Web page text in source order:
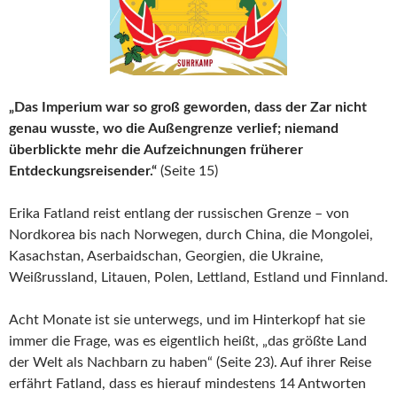
„Das Imperium war so groß geworden, dass der Zar nicht
genau wusste, wo die Außengrenze verlief; niemand
überblickte mehr die Aufzeichnungen früherer
Entdeckungsreisender.“ (Seite 15)
Erika Fatland reist entlang der russischen Grenze – von
Nordkorea bis nach Norwegen, durch China, die Mongolei,
Kasachstan, Aserbaidschan, Georgien, die Ukraine,
Weißrussland, Litauen, Polen, Lettland, Estland und Finnland.
Acht Monate ist sie unterwegs, und im Hinterkopf hat sie
immer die Frage, was es eigentlich heißt, „das größte Land
der Welt als Nachbarn zu haben“ (Seite 23). Auf ihrer Reise
erfährt Fatland, dass es hierauf mindestens 14 Antworten